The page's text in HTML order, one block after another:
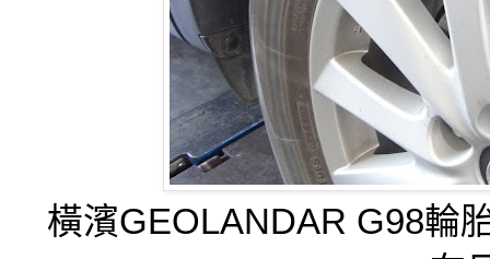
橫濱GEOLANDAR G98輪